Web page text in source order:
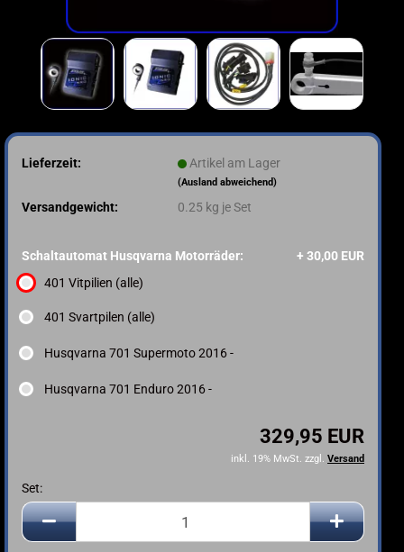
Lieferzeit: Artikel am Lager
(Ausland abweichend)
Versandgewicht: 0.25 kg je Set
Schaltautomat Husqvarna Motorräder:
+ 30,00 EUR
401 Vitpilien (alle)
401 Svartpilen (alle)
Husqvarna 701 Supermoto 2016 -
Husqvarna 701 Enduro 2016 -
329,95 EUR
inkl. 19% MwSt. zzgl. Versand
Set:
Set